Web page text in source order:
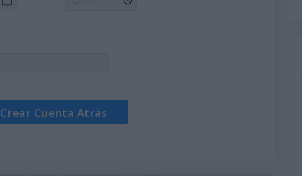
Crear Cuenta Atrás